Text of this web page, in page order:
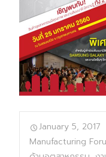
January 5, 2017
Manufacturing